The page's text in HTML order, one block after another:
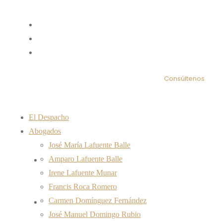
Consúltenos
El Despacho
Abogados
El Despacho
Abogados
José María Lafuente Balle
Amparo Lafuente Balle
Irene Lafuente Munar
Francis Roca Romero
Carmen Domínguez Fernández
José Manuel Domingo Rubio